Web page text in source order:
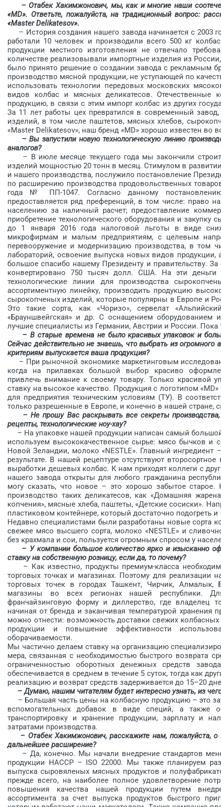
– Отабек Хакимжонович, мы, как и многие наши
«MD». Ответьте, пожалуйста, на традиционный вопрос:
«Master Delikatesov».
– История создания нашего завода начинается с 2003
работали 10 человек и производили всего 500 кг
продукции местного изготовления не отвечало
количестве реализовывали импортные изделия из
было принято решение о создании завода с рекламным
производство мясной продукции, не уступающей по
использовать технологии передовых московских
видов колбас и мясных деликатесов. Отечественные
продукцию, в связи с этим импорт колбас из других
За 11 лет работы цех превратился в современный
изделий, в том числе паштетов, мясных хлебов,
«Master Delikatesov», наш бренд «MD» хорошо известен во
– Вы запустили новую технологическую линию
аналогов?
– В июле месяце текущего года мы закончили
изделий мощностью 20 тонн в месяц. Стимулом в
и нашего производства, послужило постановление
по расширению производства продовольственных
года № ПП-1047. Согласно данному
предоставляется ряд преференций, в том числе: право
населению за наличный расчет; предоставление
приобретение технологического оборудования и
до 1 января 2016 года налоговой льготы в виде
микрофирмам и малым предприятиям, с целевым
перевооружение и модернизацию производства, в том
лабораторий, освоение выпуска новых видов
большое спасибо нашему Президенту и правительству.
конвертировано 750 тысяч долл. США. На эти
технологические линии для производства
ассортимент­ную линейку, производить продукцию
сырокопченых изделий, которые популярны в Европе и
Это такие сорта, как «Чоризо», сервелат
«Брауншвейгская» и др. С оснащением
лучшие специалисты из Германии, Австрии и России.
– В старые времена не было красивых упаковок и
Сейчас действительно не знаешь, что выбрать из
критериям выпускается ваша продукция?
– При рыночной экономике маркетинговым
когда на прилавках большой выбор красиво
привлечь внимание к своему товару. Только красивой
ставку на высокое качество. Продукция с логотипом
для предприятия техническим условиям (ТУ). В
только разрешенные в Европе, и конечно в нашей стране,
– Не прошу Вас раскрывать все секреты
рецепты, технологические ноу-хау?
– На упаковке нашей продукции написан самый
используем высококачественное сырье: мясо бычков и
Новой Зеландии, молоко «NESTLE». Главный ингредиент
результате. В нашей рецептуре отсутствуют
выработки дешевых колбас. К нам приходят коллеги с
нашего завода открыты для любого гражданина
могу сказать, что новое – это хорошо забытое
производство таких деликатесов, как «Домашняя
копчения», мясные хлеба, паштеты, «Детские сосиски».
пластиковом контейнере, который достаточно подогреть
Недавно специалистами были разработаны новые сорта
свежее мясо высшего сорта, молоко «NESTLE» и
без крахмала и сои, пользуется огромным спросом у
– У компании большое количество ярко и изысканно
ставку на собственную розницу, если да, то почему?
– Как известно, продукты премиум-класса
торговых точках и магазинах. Поэтому для
торговых точек в городах Ташкент, Чирчик,
магазины во всех регионах нашей республики.
франчайзинговую форму и диллерство, где владелец
начиная от бренда и заканчивая температурой
можно отнести: возможность доставки свежих
продукции и повышение эффективности
оборачиваемости.
Мы частично делаем ставку на организацию
мера, связанная с необходимостью быстрого возврата
ограниченностью оборотных денежных средств
обеспечивается в среднем в течение 5 суток, тогда как
реализацию и возврат средств задерживается до 15–20
– Думаю, нашим читателям будет интересно узнать, из
– Большая часть цены на колбас­ную продукцию – это
вспомогательных добавок в виде специй, а также
транспортировку и хранение продукции, зарплату и
затратами производства.
– Отабек Хакимжонович, расскажите нам, пожалуйста, о
дальнейшее расширение?
– Да, конечно. Мы начали внед­рение стандартов
продукции HACCP – ISO 22000. Мы также планируем
выпуска сыровяленых мясных продуктов и
прежде всего, на наиболее полное удовлетворение
повышения качества нашей продукции путем
ассортимента за счет выпуска продуктов быстрого